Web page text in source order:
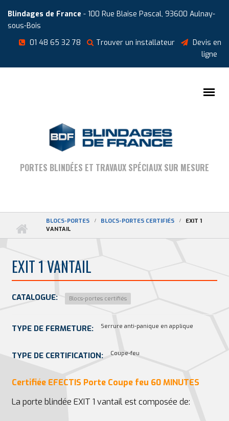
Blindages de France - 100 Rue Blaise Pascal, 93600 Aulnay-
sous-Bois
01 48 65 32 78
Trouver un installateur
Devis en
ligne
PORTES BLINDÉES ET TRAVAUX SPÉCIAUX SUR MESURE
BLOCS-PORTES BLOCS-PORTES CERTIFIÉS
EXIT 1
VANTAIL
EXIT 1 VANTAIL
CATALOGUE: Blocs-portes certifiés
TYPE DE FERMETURE: Serrure anti-panique en applique
TYPE DE CERTIFICATION: Coupe-feu
Certifiée EFECTIS Porte Coupe feu 60 MINUTES
La porte blindée EXIT 1 vantail est composée de: